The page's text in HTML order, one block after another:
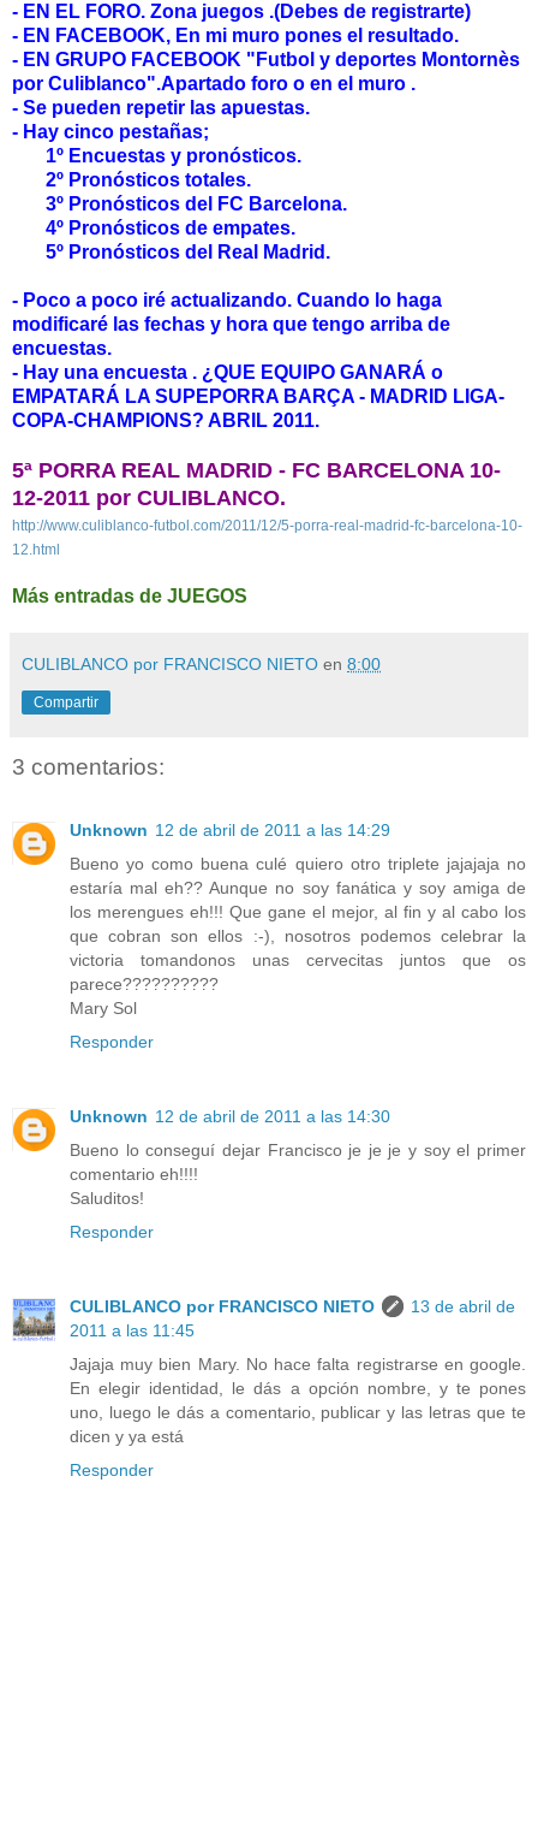
- EN EL FORO. Zona juegos .(Debes de registrarte)
- EN FACEBOOK, En mi muro pones el resultado.
- EN GRUPO FACEBOOK "Futbol y deportes Montornès
por Culiblanco".Apartado foro o en el muro .
- Se pueden repetir las apuestas.
- Hay cinco pestañas;
1º Encuestas y pronósticos.
2º Pronósticos totales.
3º Pronósticos del FC Barcelona.
4º Pronósticos de empates.
5º Pronósticos del Real Madrid.
- Poco a poco iré actualizando. Cuando lo haga
modificaré las fechas y hora que tengo arriba de
encuestas.
- Hay una encuesta . ¿QUE EQUIPO GANARÁ o
EMPATARÁ LA SUPEPORRA BARÇA - MADRID LIGA-
COPA-CHAMPIONS? ABRIL 2011.
5ª PORRA REAL MADRID - FC BARCELONA 10-
12-2011 por CULIBLANCO.
http://www.culiblanco-futbol.com/2011/12/5-porra-real-madrid-fc-barcelona-10-
12.html
Más entradas de JUEGOS
CULIBLANCO por FRANCISCO NIETO en 8:00
Compartir
3 comentarios:
Unknown 12 de abril de 2011 a las 14:29
Bueno yo como buena culé quiero otro triplete jajajaja no
estaría mal eh?? Aunque no soy fanática y soy amiga de
los merengues eh!!! Que gane el mejor, al fin y al cabo los
que cobran son ellos :-), nosotros podemos celebrar la
victoria tomandonos unas cervecitas juntos que os
parece??????????
Mary Sol
Responder
Unknown 12 de abril de 2011 a las 14:30
Bueno lo conseguí dejar Francisco je je je y soy el primer
comentario eh!!!!
Saluditos!
Responder
CULIBLANCO por FRANCISCO NIETO
13 de abril de
2011 a las 11:45
Jajaja muy bien Mary. No hace falta registrarse en google.
En elegir identidad, le dás a opción nombre, y te pones
uno, luego le dás a comentario, publicar y las letras que te
dicen y ya está
Responder